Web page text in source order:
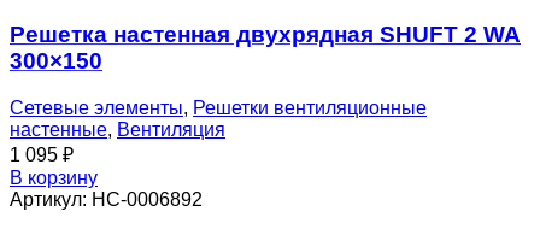
Решетка настенная двухрядная SHUFT 2 WA
300×150
Сетевые элементы, Решетки вентиляционные
настенные, Вентиляция
1 095 ₽
В корзину
Артикул: НС-0006892